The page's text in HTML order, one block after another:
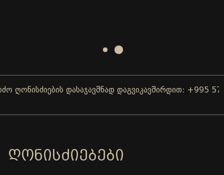
დასაჯავშნად დაგვიკავშირდით: +995 577
ᲦᲝᲜᲘᲡᲫᲘᲔᲑᲔᲑᲘ